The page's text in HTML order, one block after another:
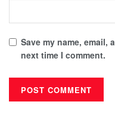
Save my name,
next time I comment.